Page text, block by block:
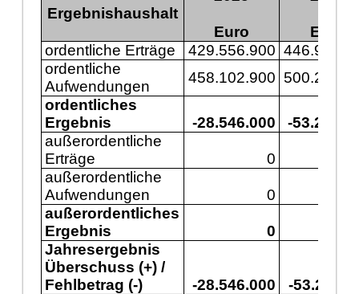
Ergebnishaushalt
Euro
Euro
ordentliche Erträge
429.556.900
ordentliche
Aufwendungen
458.102.900
ordentliches
Ergebnis
-28.546.000
-
außerordentliche
Erträge
0
außerordentliche
Aufwendungen
0
außerordentliches
Ergebnis
0
Jahresergebnis
Überschuss (+) /
Fehlbetrag (-)
-28.546.000 -